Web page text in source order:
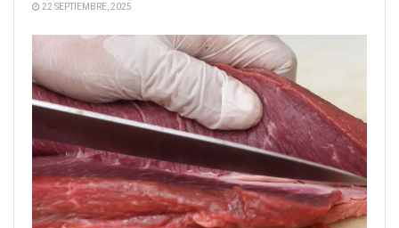
22 SEPTIEMBRE, 2025